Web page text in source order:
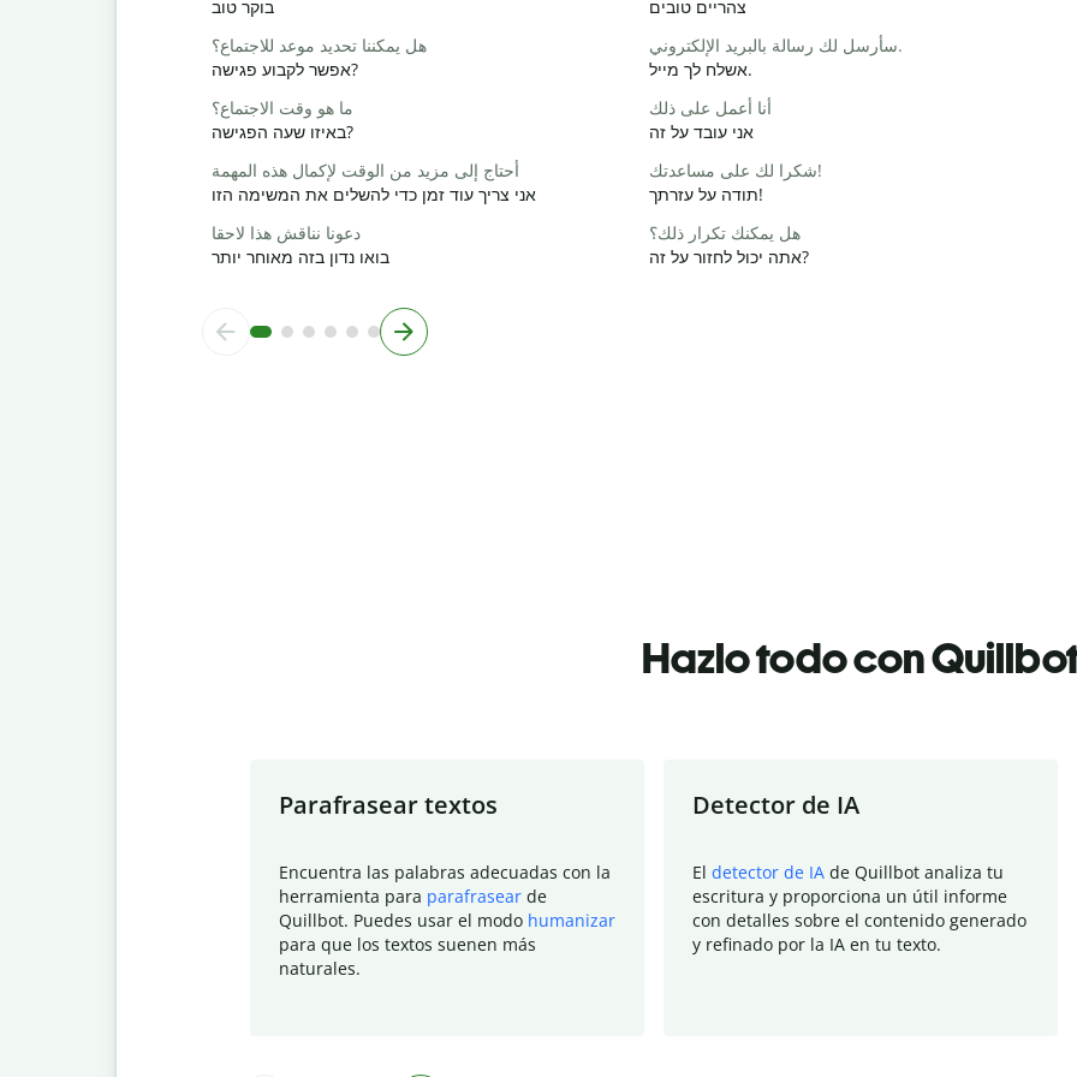
בוקר טוב
צהריים טובים
هل يمكننا تحديد موعد للاجتماع؟
אפשר לקבוע פגישה?
سأرسل لك رسالة بالبريد الإلكتروني.
אשלח לך מייל.
ما هو وقت الاجتماع؟
באיזו שעה הפגישה?
أنا أعمل على ذلك
אני עובד על זה
أحتاج إلى مزيد من الوقت لإكمال هذه المهمة
אני צריך עוד זמן כדי להשלים את המשימה הזו
شكرا لك على مساعدتك!
תודה על עזרתך!
دعونا نناقش هذا لاحقا
בואו נדון בזה מאוחר יותר
هل يمكنك تكرار ذلك؟
אתה יכול לחזור על זה?
Hazlo todo con
Parafrasear textos
Encuentra las palabras adecuadas con la
herramienta para parafrasear de
Quillbot. Puedes usar el modo humanizar
para que los textos suenen más
naturales.
Detector de IA
El detector de IA de Quillbot analiza tu
escritura y proporciona un útil informe
con detalles sobre el contenido generado
y refinado por la IA en tu texto.